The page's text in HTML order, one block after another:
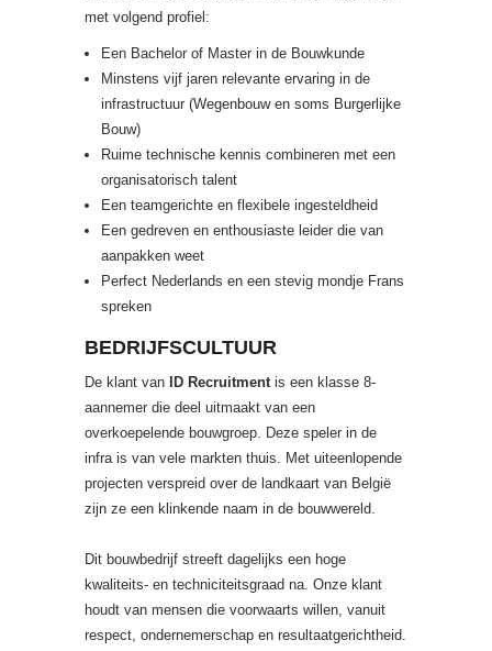
met volgend profiel:
Een Bachelor of Master in de Bouwkunde
Minstens vijf jaren relevante ervaring in de
infrastructuur (Wegenbouw en soms Burgerlijke
Bouw)
Ruime technische kennis combineren met een
organisatorisch talent
Een teamgerichte en flexibele ingesteldheid
Een gedreven en enthousiaste leider die van
aanpakken weet
Perfect Nederlands en een stevig mondje Frans
spreken
BEDRIJFSCULTUUR
De klant van ID Recruitmentis een klasse 8-
aannemer die deel uitmaakt van een
overkoepelende bouwgroep. Deze speler in de
infra is van vele markten thuis. Met uiteenlopende
projecten verspreid over de landkaart van België
zijn ze een klinkende naam in de bouwwereld.
Dit bouwbedrijf streeft dagelijks een hoge
kwaliteits- en techniciteitsgraad na. Onze klant
houdt van mensen die voorwaarts willen, vanuit
respect, ondernemerschap en resultaatgerichtheid.